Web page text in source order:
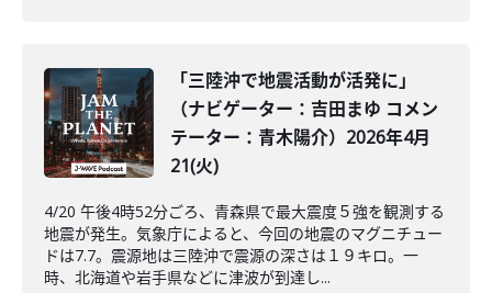
「三陸沖で地震活動が活発に」
（ナビゲーター：吉田まゆ コメン
テーター：青木陽介）2026年4月
21(火)
4/20 午後4時52分ごろ、青森県で最大震度５強を観測する
地震が発生。気象庁によると、今回の地震のマグニチュー
ドは7.7。震源地は三陸沖で震源の深さは１９キロ。一
時、北海道や岩手県などに津波が到達し...